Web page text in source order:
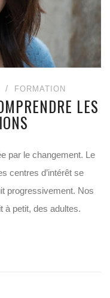
FORMATION
LES
par le changement. Le
centres d’intérêt se
progressivement. Nos
à petit, des adultes.